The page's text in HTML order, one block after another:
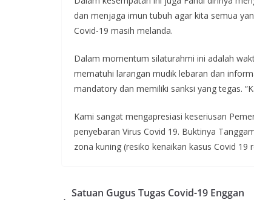
dan menjaga imun tubuh agar kita semua
Covid-19 masih melanda.
Dalam momentum silaturahmi ini adalah
mematuhi larangan mudik lebaran dan
mandatory dan memiliki sanksi yang tegas.
Kami sangat mengapresiasi keseriusan
penyebaran Virus Covid 19. Buktinya
zona kuning (resiko kenaikan kasus Covid 19
Satuan Gugus Tugas Covid-19 Enggan